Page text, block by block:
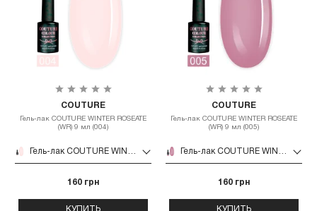
COUTURE
Гель-лак COUTURE WINTER ROSEATE
(WR) 9 мл (004)
160 грн
КУПИТЬ
COUTURE
Гель-лак COUTURE WINTER ROSEATE
(WR) 9 мл (005)
160 грн
КУПИТЬ